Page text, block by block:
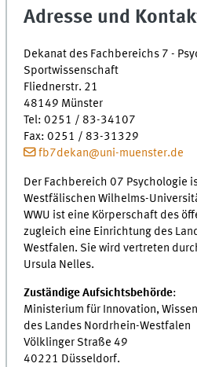
Adresse und
Dekanat des Fachbereichs 7 -
Sportwissenschaft
Fliednerstr. 21
48149 Münster
Tel: 0251 / 83-34107
Fax: 0251 / 83-31329
fb7dekan@uni-muenster.de
Der Fachbereich 07 Psychologie
Westfälischen Wilhelms-
WWU ist eine Körperschaft des
zugleich eine Einrichtung des
Westfalen. Sie wird vertreten
Ursula Nelles.
Zuständige Aufsichtsbehörde:
Ministerium für Innovation,
des Landes Nordrhein-Westfalen
Völklinger Straße 49
40221 Düsseldorf.